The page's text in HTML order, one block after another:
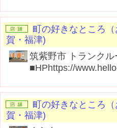
町の好きなところ
賀・福津)
筑紫野市 トランク
■HPhttps://
町の好きなところ
賀・福津)